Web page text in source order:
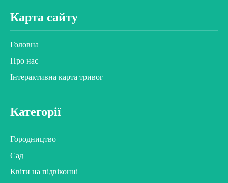
Карта сайту
Головна
Про нас
Інтерактивна карта тривог
Категорії
Городництво
Сад
Квіти на підвіконні